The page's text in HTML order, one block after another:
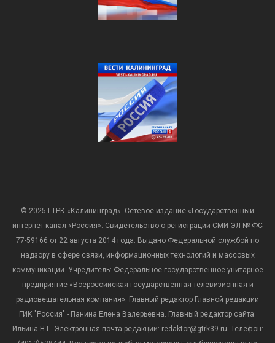
© 2025 ГТРК «Калининград». Сетевое издание «Государственный
интернет-канал «Россия». Свидетельство о регистрации СМИ ЭЛ № ФС
77-59166 от 22 августа 2014 года. Выдано Федеральной службой по
надзору в сфере связи, информационных технологий и массовых
коммуникаций. Учредитель: Федеральное государственное унитарное
предприятие «Всероссийская государственная телевизионная и
радиовещательная компания». Главный редактор Главной редакции
ГИК "Россия" - Панина Елена Валерьевна. Главный редактор сайта:
Ильина Н.Г. Электронная почта редакции: redaktor@gtrk39.ru. Телефон: